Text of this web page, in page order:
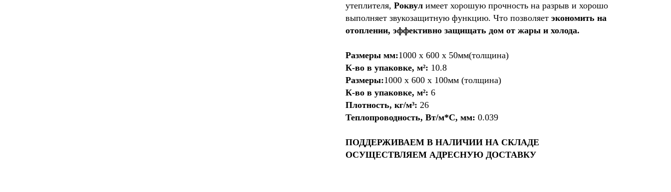
утеплителя, Роквул имеет хорошую прочность на разрыв и хорошо
выполняет звукозащитную функцию. Что позволяет экономить на
отоплении, эффективно защищать дом от жары и холода.
Размеры мм:1000 х 600 х 50мм(толщина)
К-во в упаковке, м²: 10.8
Размеры:1000 х 600 х 100мм (толщина)
К-во в упаковке, м²: 6
Плотность, кг/м³: 26
Теплопроводность, Вт/м*С, мм: 0.039
ПОДДЕРЖИВАЕМ В НАЛИЧИИ НА СКЛАДЕ
ОСУЩЕСТВЛЯЕМ АДРЕСНУЮ ДОСТАВКУ